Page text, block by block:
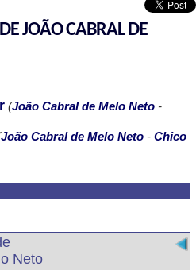
JOÃO CABRAL DE
Neto
(João Cabral de Melo Neto -
João Cabral de Melo Neto - Chico